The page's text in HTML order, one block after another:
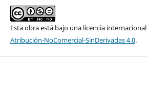
Esta obra está bajo una licencia internacional
Atribución-NoComercial-SinDerivadas 4.0.